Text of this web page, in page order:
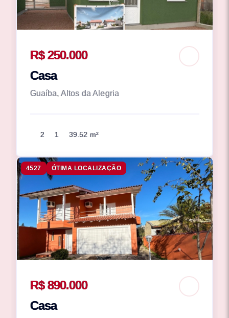
R$ 250.000
Casa
Guaíba, Altos da Alegria
2 1 39.52 m²
4527 ÓTIMA LOCALIZAÇÃO
R$ 890.000
Casa